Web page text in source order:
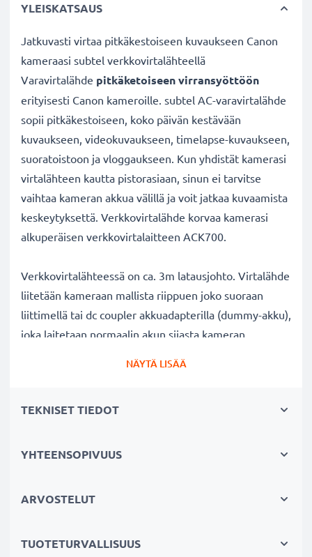
YLEISKATSAUS
Jatkuvasti virtaa pitkäkestoiseen kuvaukseen Canon
kameraasi subtel verkkovirtalähteellä
Varavirtalähde pitkäketoiseen virransyöttöön
erityisesti Canon kameroille. subtel AC-varavirtalähde
sopii pitkäkestoiseen, koko päivän kestävään
kuvaukseen, videokuvaukseen, timelapse-kuvaukseen,
suoratoistoon ja vloggaukseen. Kun yhdistät kamerasi
virtalähteen kautta pistorasiaan, sinun ei tarvitse
vaihtaa kameran akkua välillä ja voit jatkaa kuvaamista
keskeytyksettä. Verkkovirtalähde korvaa kamerasi
alkuperäisen verkkovirtalaitteen ACK700.
Verkkovirtalähteessä on ca. 3m latausjohto. Virtalähde
liitetään kameraan mallista riippuen joko suoraan
liittimellä tai dc coupler akkuadapterilla (dummy-akku),
joka laitetaan normaalin akun sijasta kameran
Verkkovirtalähde Canon kameraan:
verkkovirran kautta - pitkäkestoiseen valo- tai
✔ Sopii hyvin pitkäaikaiseen kuvaukseen, esim.
NÄYTÄ LISÄÄ
TEKNISET TIEDOT
YHTEENSOPIVUUS
ARVOSTELUT
TUOTETURVALLISUUS